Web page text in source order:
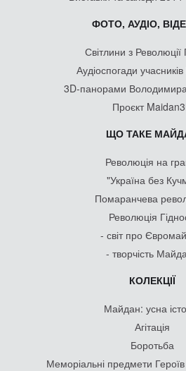
ФОТО, АУДІО,
Світлини з Революції
Аудіоспогади
3D-панорами
Проєкт
ЩО ТАКЕ
Революція на
"Україна без
Помаранчева
Революція
- світ про
- творчість
КОЛЕКЦІЇ
Майдан: усна
Агітація
Боротьба
Меморіальні предмети